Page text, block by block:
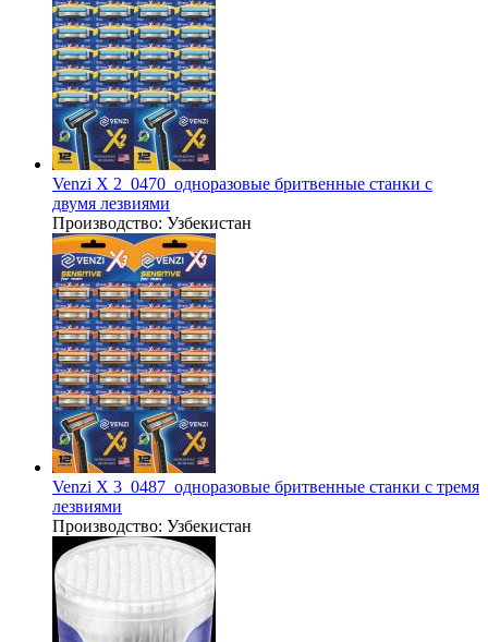
Venzi X 2_0470_одноразовые бритвенные станки с
двумя лезвиями
Производство: Узбекистан
Venzi X 3_0487_одноразовые бритвенные станки с тремя
лезвиями
Производство: Узбекистан